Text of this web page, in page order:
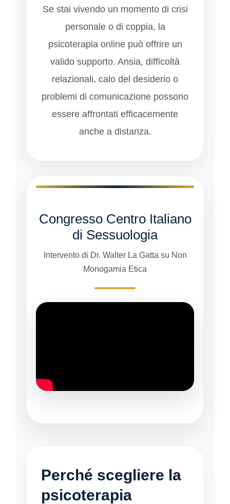
Se stai vivendo un momento di crisi
personale o di coppia, la
psicoterapia online può offrire un
valido supporto. Ansia, difficoltà
relazionali, calo del desiderio o
problemi di comunicazione possono
essere affrontati efficacemente
anche a distanza.
Congresso Centro Italiano
di Sessuologia
Intervento di Dr. Walter La Gatta su Non
Monogamia Etica
Perché scegliere la
psicoterapia